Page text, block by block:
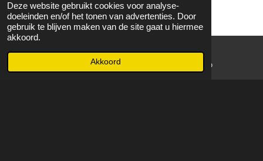
Deze website gebruikt cookies voor analyse-
doeleinden en/of het tonen van advertenties. Door
gebruik te blijven maken van de site gaat u hiermee
akkoord.
Akkoord WhatsApp